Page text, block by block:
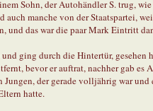
Sohn, der Autohändler S. trug,
auch manche von der Staatspartei,
und das war die paar Mark Eintritt
und ging durch die Hintertür,
bevor er auftrat, nachher gab es
Jungen, der gerade volljährig war
hatte.